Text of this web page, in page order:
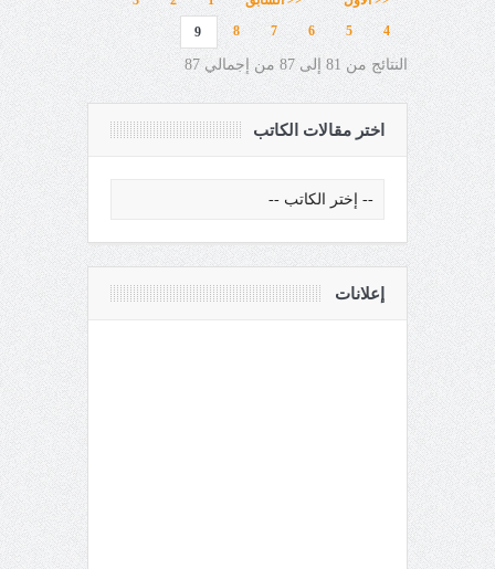
4
5
6
7
8
9
النتائج من 81 إلى 87 من إجمالي 87
اختر مقالات الكاتب
إعلانات